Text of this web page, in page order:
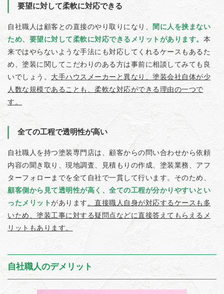
要望に対して柔軟に対応できる
自社職人は顧客との直接のやり取りになり、
間に人を挟まない
ため、要望に対して柔軟に対応できるメリットがあります。 本
来ではやらないような手法にも対応してくれるケースもあるた
め、塗装に関してこだわりのある方は事前に相談してみても良
いでしょう。 大手ハウスメーカーと異なり、塗装会社自体が少
人数な規模であることも、柔軟な対応ができる理由の一つで
す。
全ての工程で透明性が高い
自社職人を持つ塗装専門店は、顧客からの問い合わせから依頼
内容の聞き取り、現地調査、見積もりの作成、塗装業務、アフ
ターフォローまでを全て自社で一貫して行います。そのため、
顧客側から見て透明性が高く、全ての工程が分かりやすいとい
ったメリットがあります 。直接職人自身が対応するケースも多
いため、塗装工事に対する疑問点などに直接答えてもらえるメ
リットもあります。
自社職人のデメリット